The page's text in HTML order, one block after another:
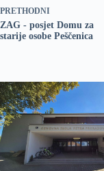
PRETHODNI
ZAG - posjet Domu za
starije osobe Peščenica